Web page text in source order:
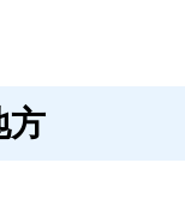
方